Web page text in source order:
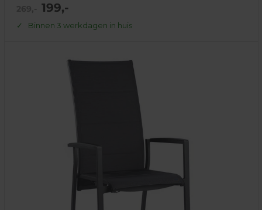
NormaleActie
prijs
199,-
Binnen 3 werkdagen in huis